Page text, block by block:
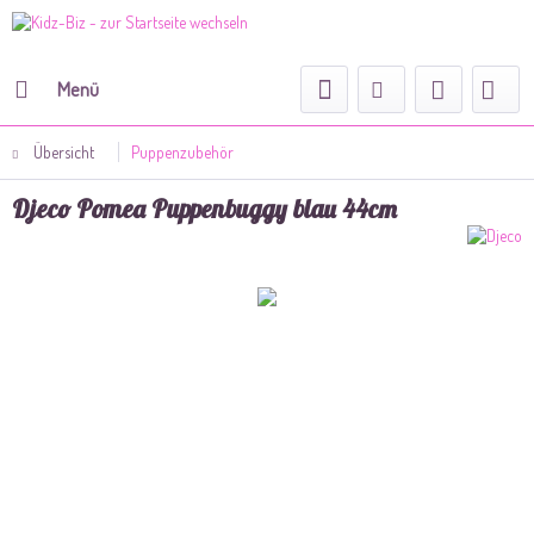
Menü
Übersicht Puppenzubehör
Djeco Pomea Puppenbuggy blau 44cm